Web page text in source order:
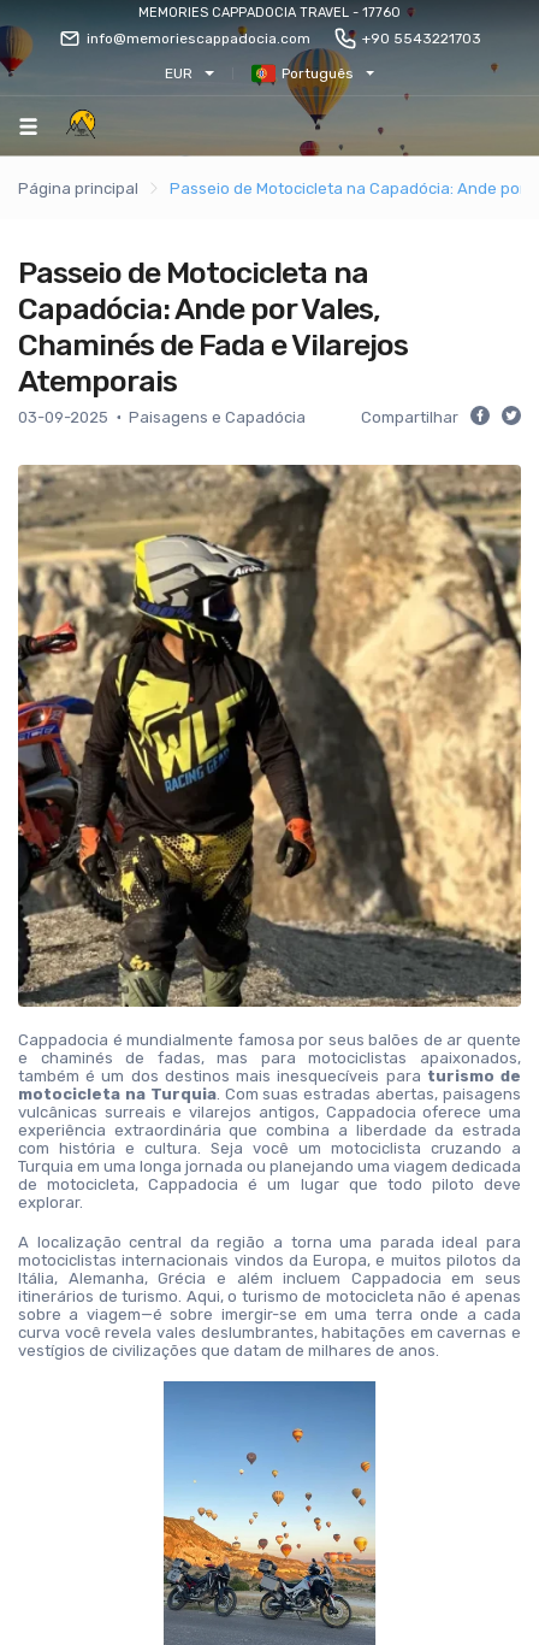
MEMORIES CAPPADOCIA TRAVEL - 17760
info@memoriescappadocia.com +90 5543221703
EUR Português
Página principal Passeio de Motocicleta na Capadócia: Ande por
Passeio de Motocicleta na
Capadócia: Ande por Vales,
Chaminés de Fada e Vilarejos
Atemporais
03-09-2025 Paisagens e Capadócia Compartilhar
Cappadocia é mundialmente famosa por seus balões de ar quente
e chaminés de fadas, mas para motociclistas apaixonados,
também é um dos destinos mais inesquecíveis para turismo de
motocicleta na Turquia. Com suas estradas abertas, paisagens
vulcânicas surreais e vilarejos antigos, Cappadocia oferece uma
experiência extraordinária que combina a liberdade da estrada
com história e cultura. Seja você um motociclista cruzando a
Turquia em uma longa jornada ou planejando uma viagem dedicada
de motocicleta, Cappadocia é um lugar que todo piloto deve
explorar.
A localização central da região a torna uma parada ideal para
motociclistas internacionais vindos da Europa, e muitos pilotos da
Itália, Alemanha, Grécia e além incluem Cappadocia em seus
itinerários de turismo. Aqui, o turismo de motocicleta não é apenas
sobre a viagem—é sobre imergir-se em uma terra onde a cada
curva você revela vales deslumbrantes, habitações em cavernas e
vestígios de civilizações que datam de milhares de anos.